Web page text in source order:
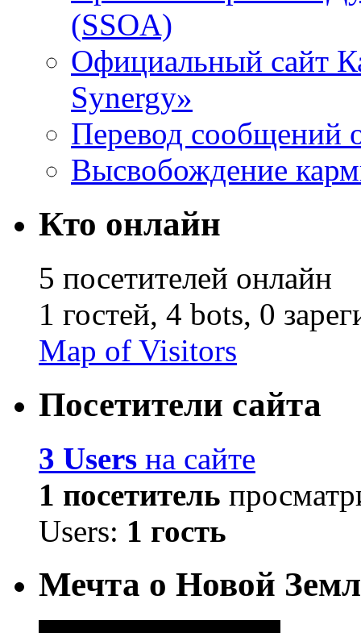
(SSOA)
Официальный сайт
Synergy»
Перевод сообщений
Высвобождение
Кто онлайн
5 посетителей онлайн
1 гостей, 4 bots, 0
Map of Visitors
Посетители сайта
3 Users на сайте
1 посетитель
Users: 1 гость
Мечта о Новой